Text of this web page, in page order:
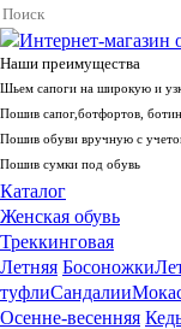
Интернет-магазин
Наши преимущества
Шьем сапоги на широкую и
Пошив сапог,ботфортов,
Пошив обуви вручную с
Пошив сумки под обувь
Whatsapp+79675719880
Служба поддержки
Санкт-Петербург
+7 (812) 981-56-99
Каталог
Женская обувь
Треккинговая
Летняя Босоножки
туфлиСандалии
Осенне-весенняя